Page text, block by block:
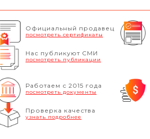
Официальный продавец
посмотреть сертификаты
Нас публикуют СМИ
посмотреть публикации
Работаем с 2015 года
посмотреть документы
Проверка качества
узнать подробнее